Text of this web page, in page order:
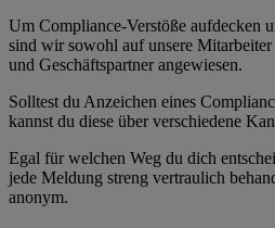
Um Compliance-Verstöße aufdecken
sind wir sowohl auf unsere
und Geschäftspartner angewiesen.
Solltest du Anzeichen eines
kannst du diese über verschiedene
Egal für welchen Weg du dich
jede Meldung streng vertraulich
anonym.